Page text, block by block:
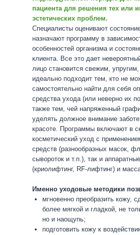
пациента для решения тех или
эстетических проблем.
Специалисты оценивают
назначают программу в
особенностей организма и
клиента. Все это дает
лицо становится свежим,
идеально подходит тем, кто не
самостоятельно найти для себя
средства ухода (или неверно их
также тем, чей напряженный
уделять должное внимание
красоте. Программы включают в
косметический уход с
средств (разнообразных масок,
сывороток и т.п.), так и
(криолифтинг, RF-лифтинг) и
Именно уходовые методики
мгновенно преобразить кожу,
более мягкой и гладкой, не
но и наощупь;
подготовить кожу к